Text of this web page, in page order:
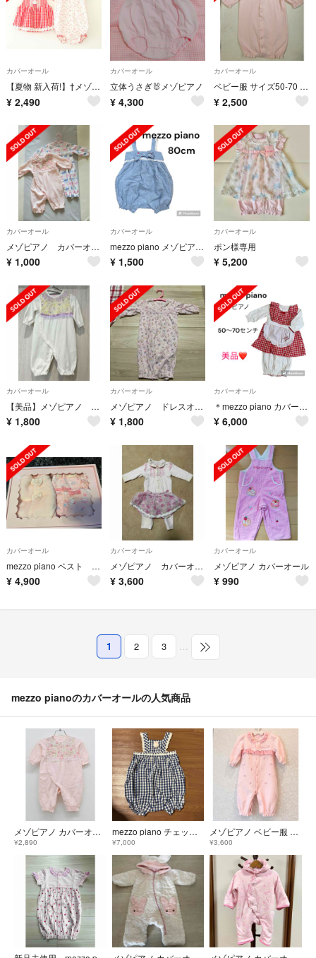
カバーオール
【夏物 新入荷!】†メゾピアノ/mezzo piano†80cm チュニック＆ロンパースセット/ロンパース/ワンピース 赤×白 22年製【中古】子供服 キッズ kids ベビー服 baby 女の子 夏 onepi 416042
¥ 2,490
カバーオール
立体うさぎ🐰メゾピアノ
¥ 4,300
カバーオール
ベビー服 サイズ50-70 メゾピアノ
¥ 2,500
カバーオール
メゾピアノ カバーオール ２着セット 50-70cm 女の子 春物
¥ 1,000
カバーオール
mezzo piano メゾピアノ ロンパース カバーオール 80cm
¥ 1,500
カバーオール
ポン様専用
¥ 5,200
カバーオール
【美品】メゾピアノ カバーオール
¥ 1,800
カバーオール
メゾピアノ ドレスオール・ロンパース
¥ 1,800
カバーオール
＊mezzo piano カバーオール&エプロン セット売り＊
¥ 6,000
カバーオール
mezzo piano ベスト スタイ＆2wayオールセット
¥ 4,900
カバーオール
メゾピアノ カバーオール スカートセット 80
¥ 3,600
カバーオール
メゾピアノ カバーオール
¥ 990
1 2 3 …
mezzo pianoのカバーオールの人気商品
メゾピアノ カバーオール 50cm‐70cm キッズ 女児 ピンク【中古】【新入荷!】▼
¥2,890
mezzo piano チェック柄ベビー服 80 サロペット
¥7,000
メゾピアノ ベビー服 カバーオール
¥3,600